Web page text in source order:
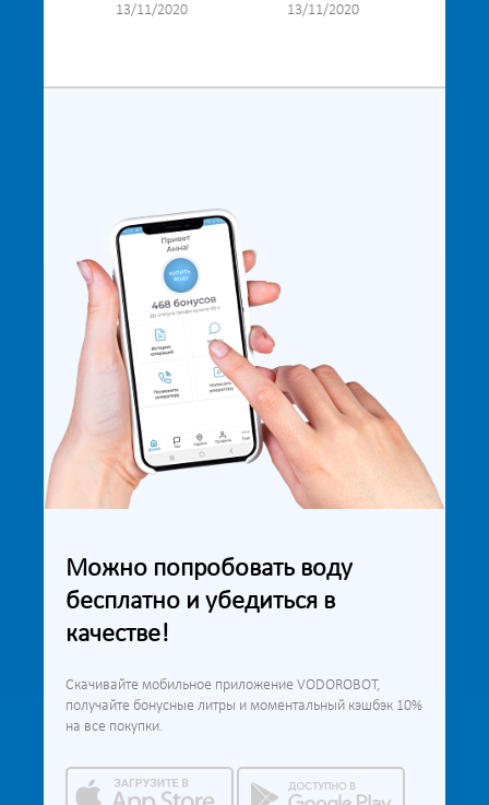
13/11/2020
13/11/2020
Можно попробовать воду
бесплатно и убедиться в
качестве!
Скачивайте мобильное приложение VODOROBOT,
получайте бонусные литры и моментальный кэшбэк 10%
на все покупки.